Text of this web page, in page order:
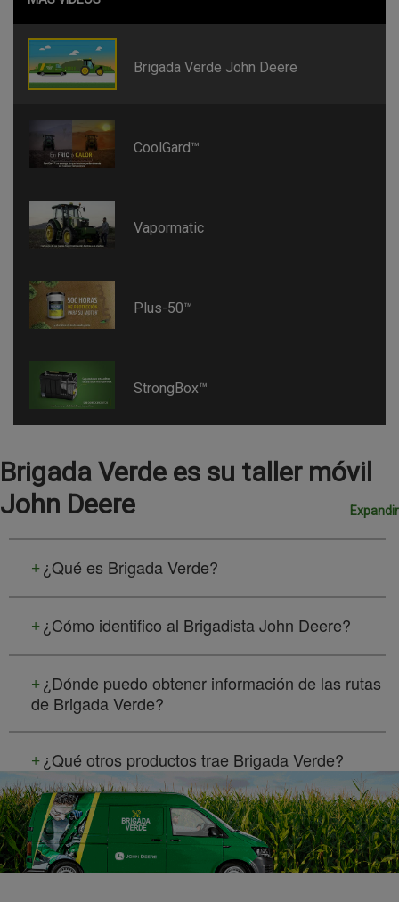
Brigada Verde John Deere
CoolGard™
Vapormatic
Plus-50™
StrongBox™
Brigada Verde es su taller móvil
John Deere
Expandir
¿Qué es Brigada Verde?
¿Cómo identifico al Brigadista John Deere?
¿Dónde puedo obtener información de las rutas
de Brigada Verde?
¿Qué otros productos trae Brigada Verde?